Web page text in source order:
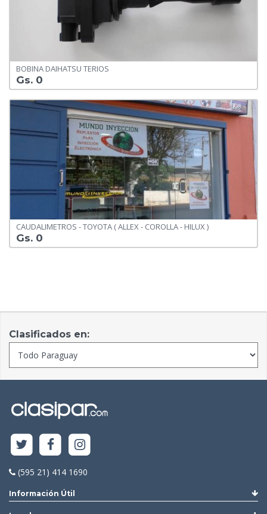
BOBINA DAIHATSU TERIOS
Gs. 0
CAUDALIMETROS - TOYOTA ( ALLEX - COROLLA - HILUX )
Gs. 0
Clasificados en:
(595 21) 414 1690
Información Útil